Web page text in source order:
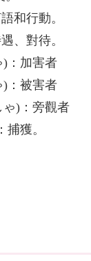
和行動。
、對待。
)：加害者
)：被害者
ゃ)：旁觀者
獲。